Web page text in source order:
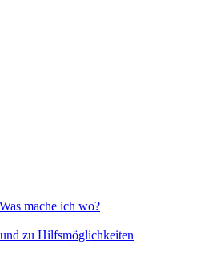
mache ich wo?
zu Hilfsmöglichkeiten